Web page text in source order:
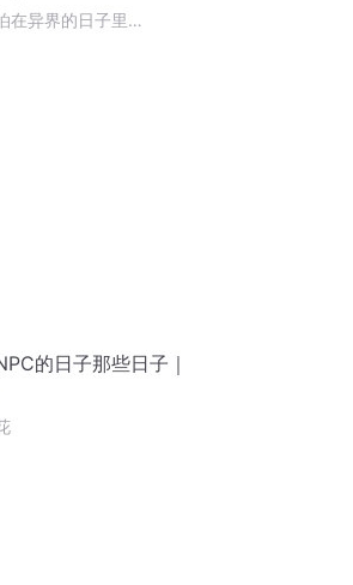
在异界的日子里
的日子那些日子｜